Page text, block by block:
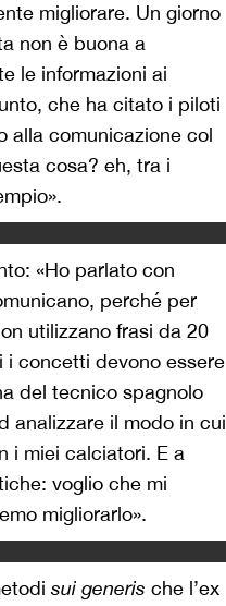
migliorare. Un giorno
non è buona a
le informazioni ai
che ha citato i piloti
alla comunicazione col
cosa? eh, tra i
«Ho parlato con
perché per
utilizzano frasi da 20
concetti devono essere
del tecnico spagnolo
analizzare il modo in cui
i miei calciatori. E a
voglio che mi
migliorarlo».
sui generis che l’ex